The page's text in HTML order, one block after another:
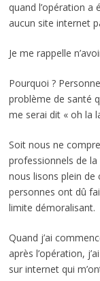
quand l’opération a
aucun site internet
Je me rappelle
Pourquoi ?
problème de santé
me serai dit « oh la
Soit nous ne
professionnels de
nous lisons plein de
personnes ont dû
limite démoralisant.
Quand j’ai
après l’opération,
sur internet qui